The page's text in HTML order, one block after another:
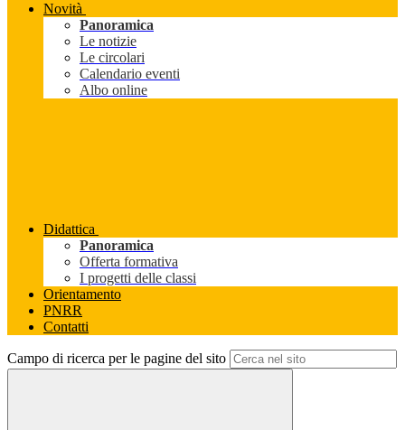
Novità
Panoramica
Le notizie
Le circolari
Calendario eventi
Albo online
Didattica
Panoramica
Offerta formativa
I progetti delle classi
Orientamento
PNRR
Contatti
Campo di ricerca per le pagine del sito